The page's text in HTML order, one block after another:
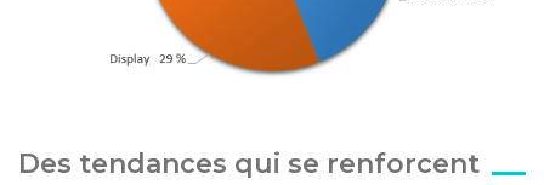
Des tendances qui se renforcent